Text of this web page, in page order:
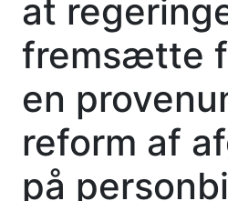
at
fremsætte
en
reform af
på